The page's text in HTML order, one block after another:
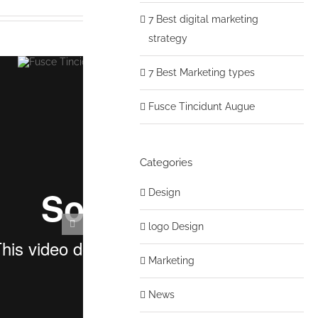
7 Best digital marketing
strategy
7 Best Marketing types
Fusce Tincidunt Augue
Categories
Design
logo Design
Marketing
News